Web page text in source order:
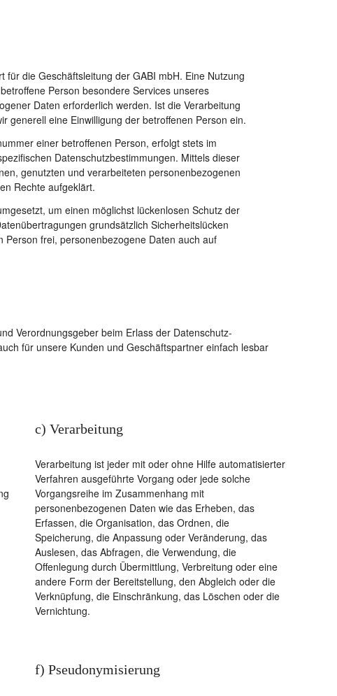
die Geschäftsleitung der GABI mbH. Eine Nutzung
Person besondere Services unseres
Daten erforderlich werden. Ist die Verarbeitung
generell eine Einwilligung der betroffenen Person ein.
einer betroffenen Person, erfolgt stets im
Datenschutzbestimmungen. Mittels dieser
genutzten und verarbeiteten personenbezogenen
Rechte aufgeklärt.
um einen möglichst lückenlosen Schutz der
grundsätzlich Sicherheitslücken
frei, personenbezogene Daten auch auf
Verordnungsgeber beim Erlass der Datenschutz-
für unsere Kunden und Geschäftspartner einfach lesbar
c) Verarbeitung
Verarbeitung ist jeder mit oder ohne Hilfe automatisierter
Verfahren ausgeführte Vorgang oder jede solche
Vorgangsreihe im Zusammenhang mit
personenbezogenen Daten wie das Erheben, das
Erfassen, die Organisation, das Ordnen, die
Speicherung, die Anpassung oder Veränderung, das
Auslesen, das Abfragen, die Verwendung, die
Offenlegung durch Übermittlung, Verbreitung oder eine
andere Form der Bereitstellung, den Abgleich oder die
Verknüpfung, die Einschränkung, das Löschen oder die
Vernichtung.
f) Pseudonymisierung